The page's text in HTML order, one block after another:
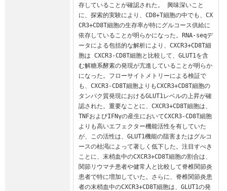
存していることが確認された。 興味深いこと
に、探索的実験により、CD8+T細胞の中でも、CX
CR3+CD8T細胞の生存率が特にグルコース供給に
依存していることが明らかになった。RNA-seqデ
ータによる包括的な解析により、CXCR3+CD8T細
胞は CXCR3-CD8T細胞と比較して、GLUT1を含
む解糖系酵素の発現が亢進していることが明らか
になった。フローサイトメトリーによる検証で
も、CXCR3-CD8T細胞よりもCXCR3+CD8T細胞の
タンパク質発現におけるGLUT1レベルの上昇が確
認された。重要なことに、CXCR3+CD8T細胞は、
TNFおよびIFNγの産生においてCXCR3-CD8T細胞
よりも高いエフェクター機能活性を有していた
が、この活性は、GLUT1機能の阻害またはグルコ
ースの枯渇によって著しく低下した。注目すべき
ことに、末梢血中のCXCR3+CD8T細胞の割合は、
関節リウマチ患者や健常人と比較して脊椎関節炎
患者で特に増加していた。さらに、脊椎関節炎患
者の末梢血中のCXCR3+CD8T細胞は、GLUT1の発